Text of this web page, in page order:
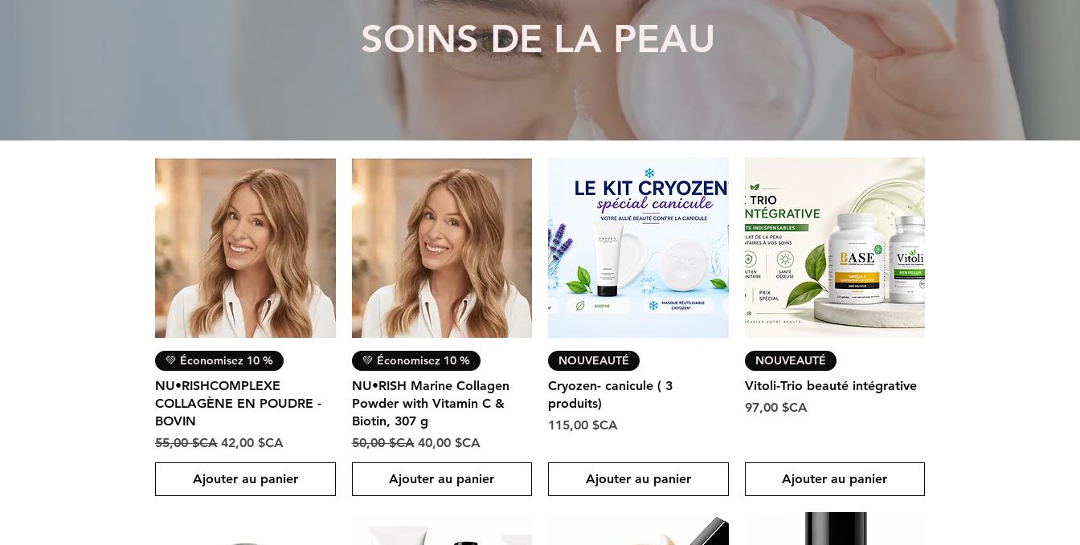
SOINS DE LA PEAU
Aperçu rapide
💚 Économisez 10 %
NU•RISHCOMPLEXE
COLLAGÈNE EN POUDRE -
BOVIN
Prix original
55,00 $CA Prix promotionnel
42,00 $CA
Ajouter au panier
Aperçu rapide
💚 Économisez 10 %
NU•RISH Marine Collagen
Powder with Vitamin C &
Biotin, 307 g
Prix original
50,00 $CA Prix promotionnel
40,00 $CA
Ajouter au panier
Aperçu rapide
NOUVEAUTÉ
Cryozen- canicule ( 3
produits)
Prix
115,00 $CA
Ajouter au panier
Aperçu rapide
NOUVEAUTÉ
Vitoli-Trio beauté intégrative
Prix
97,00 $CA
Ajouter au panier